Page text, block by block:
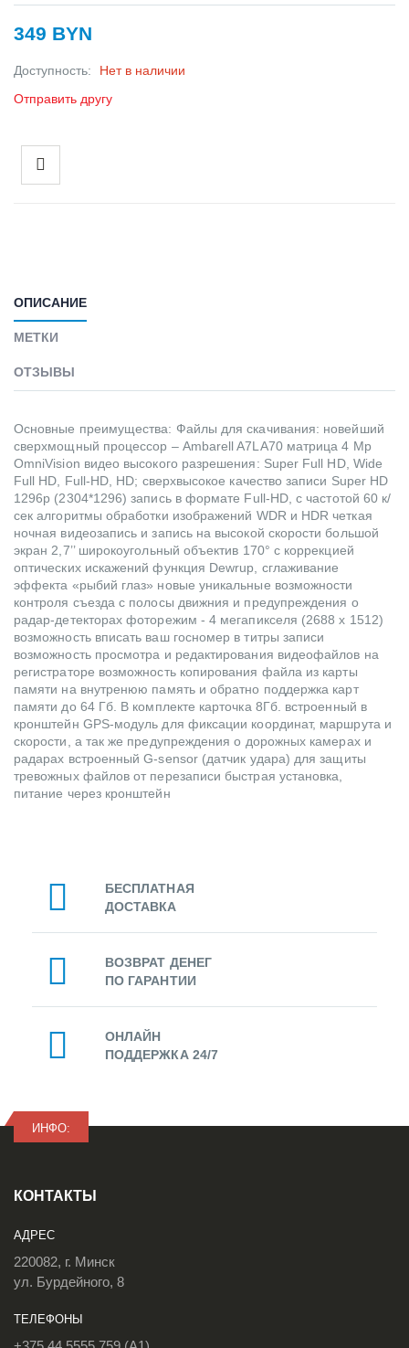
349 BYN
Доступность:
Нет в наличии
Отправить другу
ОПИСАНИЕ
МЕТКИ
ОТЗЫВЫ
Основные преимущества: Файлы для скачивания: новейший
сверхмощный процессор – Ambarell A7LA70 матрица 4 Mp
OmniVision видео высокого разрешения: Super Full HD, Wide
Full HD, Full-HD, HD; сверхвысокое качество записи Super HD
1296p (2304*1296) запись в формате Full-HD, с частотой 60 к/
сек алгоритмы обработки изображений WDR и HDR четкая
ночная видеозапись и запись на высокой скорости большой
экран 2,7’’ широкоугольный объектив 170° с коррекцией
оптических искажений функция Dewrup, сглаживание
эффекта «рыбий глаз» новые уникальные возможности
контроля съезда с полосы движния и предупреждения о
радар-детекторах фоторежим - 4 мегапикселя (2688 х 1512)
возможность вписать ваш госномер в титры записи
возможность просмотра и редактирования видеофайлов на
регистраторе возможность копирования файла из карты
памяти на внутренюю память и обратно поддержка карт
памяти до 64 Гб. В комплекте карточка 8Гб. встроенный в
кронштейн GPS-модуль для фиксации координат, маршрута и
скорости, а так же предупреждения о дорожных камерах и
радарах встроенный G-sensor (датчик удара) для защиты
тревожных файлов от перезаписи быстрая установка,
питание через кронштейн
БЕСПЛАТНАЯ
ДОСТАВКА
ВОЗВРАТ ДЕНЕГ
ПО ГАРАНТИИ
ОНЛАЙН
ПОДДЕРЖКА 24/7
ИНФО:
КОНТАКТЫ
АДРЕС
220082, г. Минск
ул. Бурдейного, 8
ТЕЛЕФОНЫ